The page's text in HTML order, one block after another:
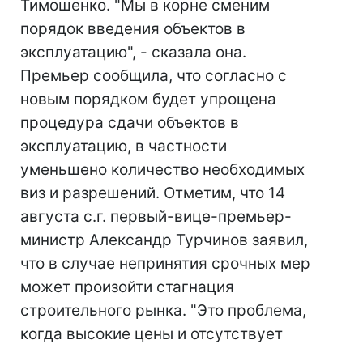
Тимошенко. "Мы в корне сменим
порядок введения объектов в
эксплуатацию", - сказала она.
Премьер сообщила, что согласно с
новым порядком будет упрощена
процедура сдачи объектов в
эксплуатацию, в частности
уменьшено количество необходимых
виз и разрешений. Отметим, что 14
августа с.г. первый-вице-премьер-
министр Александр Турчинов заявил,
что в случае непринятия срочных мер
может произойти стагнация
строительного рынка. "Это проблема,
когда высокие цены и отсутствует